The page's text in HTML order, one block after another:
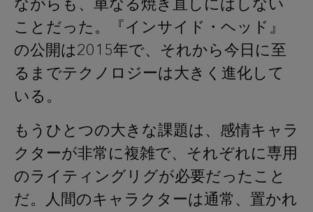
ながらも、単なる焼き直しにはしない
ことだった。『インサイド・ヘッド』
の公開は2015年で、それから今日に至
るまでテクノロジーは大きく進化して
いる。
もうひとつの大きな課題は、感情キャラ
クターが非常に複雑で、それぞれに専用
のライティングリグが必要だったこと
だ。人間のキャラクターは通常、置かれ